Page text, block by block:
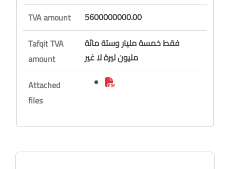
TVA amount
5600000000.00
Tafqit TVA
amount
فقط خمسة مليار وستة مائة
مليون ليرة لا غير
Attached
files